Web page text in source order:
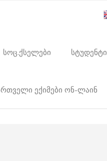
სოც.ქსელები სტუდენტი
ექიმები ონ-ლაინ